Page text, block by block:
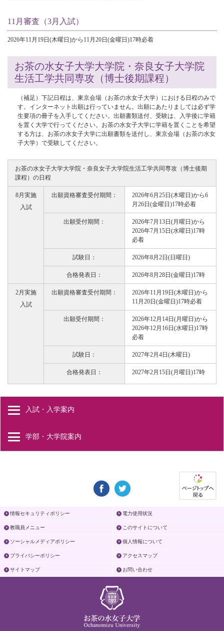
11月審査（3月入試）
2026年11月19日(木曜日)から11月20日(金曜日)17時必着
お茶の水女子大学大学院・奈良女子大学院
生活工学共同専攻（博士後期課程）
（補足）下記日程は、東京会場（お茶の水女子大学）における日程のみで
す。インターネット出願は行っていません。出願にあたりましては必ず学
生要項の冊子を入手してください。出願書類送付、受験は、入学後に学籍
を置く大学で行ってください。お茶の水女子大学に学籍を置くことを希望
する方は、お茶の水女子大学に出願書類を送付し、東京会場（お茶の水女
子大学）で受験してください。
お茶の水女子大学大学院・奈良女子大学院生活工学共同専攻（博士後期
課程）の日程
8月実施
入試
出願資格審査受付期間：
2026年6月25日(木曜日)から6
月26日(金曜日)17時必着
出願受付期間：
2026年7月13日(月曜日)から
2026年7月15日(水曜日)17時
必着
試験日： 2026年8月2日(日曜日)
合格発表日： 2026年8月28日(金曜日)17時
2月実施
入試
出願資格審査受付期間：
2026年11月19日(木曜日)から
11月20日(金曜日)17時必着
出願受付期間：
2026年12月14日(月曜日)から
2026年12月16日(水曜日)17時
必着
試験日： 2027年2月4日(木曜日)
合格発表日： 2027年2月15日(月曜日)17時
入試・入学案内
学部・大学院案内
情報セキュリティポリシー 電力使用状況
教職員メニュー このサイトについて
ソーシャルメディアポリシー 個人情報について
プライバシーポリシー アクセスマップ
サイトマップ お問い合わせ